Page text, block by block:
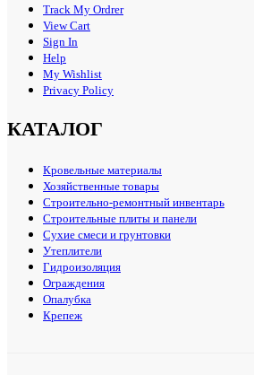
Track My Ordrer
View Cart
Sign In
Help
My Wishlist
Privacy Policy
КАТАЛОГ
Кровельные материалы
Хозяйственные товары
Строительно-ремонтный инвентарь
Строительные плиты и панели
Сухие смеси и грунтовки
Утеплители
Гидроизоляция
Ограждения
Опалубка
Крепеж